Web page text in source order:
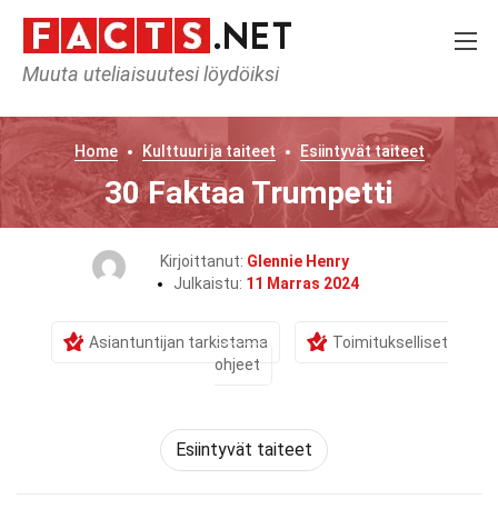
Muuta uteliaisuutesi löydöiksi
Home Kulttuuri ja taiteet Esiintyvät taiteet
30 Faktaa Trumpetti
Kirjoittanut: Glennie Henry
Julkaistu: 11 Marras 2024
Asiantuntijan tarkistama
Toimitukselliset
ohjeet
Esiintyvät taiteet